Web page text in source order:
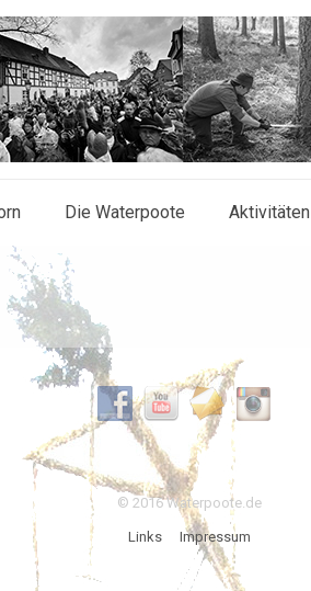
Die Waterpoote Aktivitäten
© 2016 Waterpoote.de
Links Impressum